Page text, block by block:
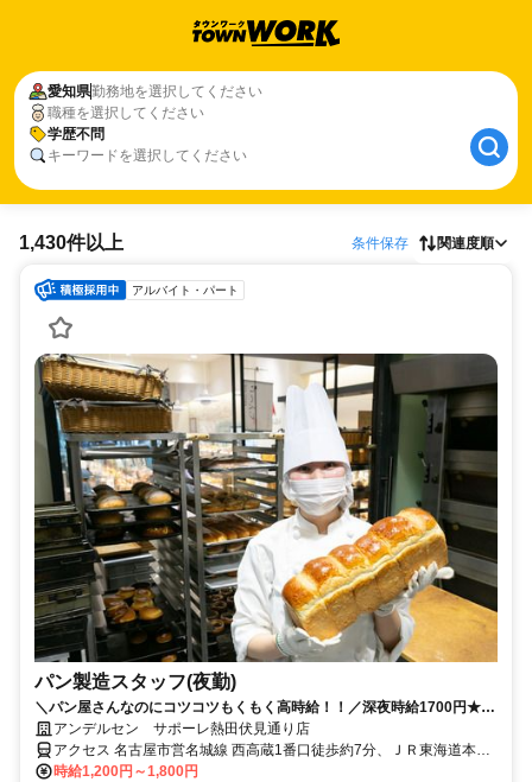
愛知県勤務地を選択してください
職種を選択してください
学歴不問
キーワードを選択してください
1,430件以上 条件保存 関連度順
アルバイト・パート
パン製造スタッフ(夜勤)
＼パン屋さんなのにコツコツもくもく高時給！！／深夜時給1700円★土
日加給あり／週2日～！パンの製造スタッフ／高時給で効率よく稼げま
す＜経験者積極採用中＞
アンデルセン サポーレ熱田伏見通り店
アクセス 名古屋市営名城線 西高蔵1番口徒歩約7分、ＪＲ東海道本線
金山（愛知県）南口徒歩約12分、ＪＲ中央本線 金山（愛知県）南口
時給1,200円～1,800円